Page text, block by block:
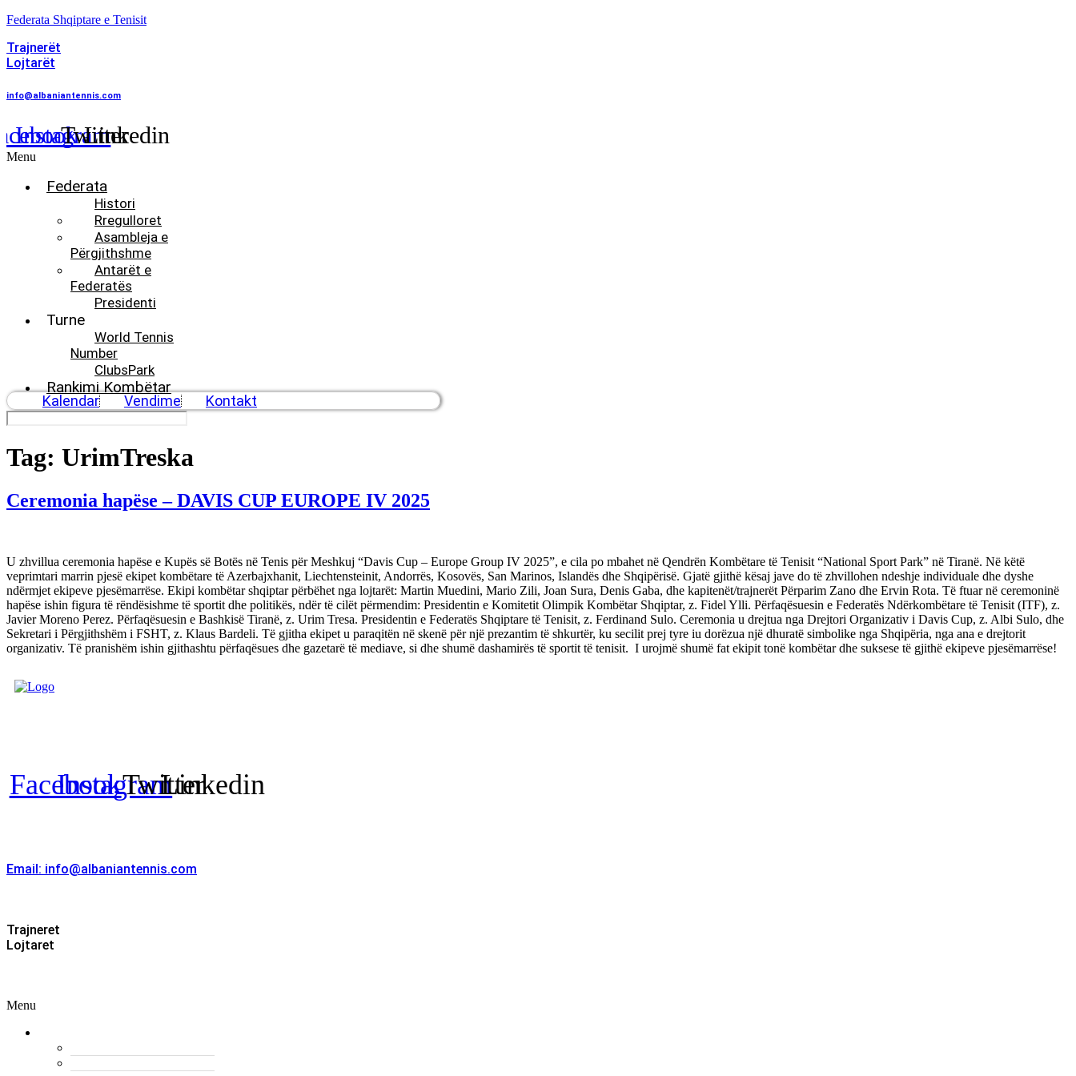
Federata Shqiptare e Tenisit
Trajnerët
Lojtarët
info@albaniantennis.com
Instagram
Twitter
Linkedin
Menu
Federata
Histori
Rregulloret
Asambleja e
Përgjithshme
Antarët e
Federatës
Presidenti
Turne
World Tennis
Number
ClubsPark
Rankimi Kombëtar
Kalendar Vendime Kontakt
Tag: UrimTreska
Ceremonia hapëse – DAVIS CUP EUROPE IV 2025
U zhvillua ceremonia hapëse e Kupës së Botës në Tenis për Meshkuj “Davis Cup – Europe Group IV 2025”, e cila po mbahet në Qendrën Kombëtare të Tenisit “National Sport Park” në Tiranë. Në këtë
veprimtari marrin pjesë ekipet kombëtare të Azerbajxhanit, Liechtensteinit, Andorrës, Kosovës, San Marinos, Islandës dhe Shqipërisë. Gjatë gjithë kësaj jave do të zhvillohen ndeshje individuale dhe dyshe
ndërmjet ekipeve pjesëmarrëse. Ekipi kombëtar shqiptar përbëhet nga lojtarët: Martin Muedini, Mario Zili, Joan Sura, Denis Gaba, dhe kapitenët/trajnerët Përparim Zano dhe Ervin Rota. Të ftuar në ceremoninë
hapëse ishin figura të rëndësishme të sportit dhe politikës, ndër të cilët përmendim: Presidentin e Komitetit Olimpik Kombëtar Shqiptar, z. Fidel Ylli. Përfaqësuesin e Federatës Ndërkombëtare të Tenisit (ITF), z.
Javier Moreno Perez. Përfaqësuesin e Bashkisë Tiranë, z. Urim Tresa. Presidentin e Federatës Shqiptare të Tenisit, z. Ferdinand Sulo. Ceremonia u drejtua nga Drejtori Organizativ i Davis Cup, z. Albi Sulo, dhe
Sekretari i Përgjithshëm i FSHT, z. Klaus Bardeli. Të gjitha ekipet u paraqitën në skenë për një prezantim të shkurtër, ku secilit prej tyre iu dorëzua një dhuratë simbolike nga Shqipëria, nga ana e drejtorit
organizativ. Të pranishëm ishin gjithashtu përfaqësues dhe gazetarë të mediave, si dhe shumë dashamirës të sportit të tenisit. I urojmë shumë fat ekipit tonë kombëtar dhe suksese të gjithë ekipeve pjesëmarrëse!
Facebook
Instagram
Twitter
Linkedin
Email: info@albaniantennis.com
Trajneret
Lojtaret
Menu